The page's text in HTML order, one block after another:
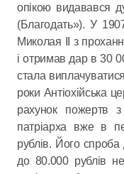
опікою видавався
(Благодать»). У
Миколая ІІ з
і отримав дар в 30
стала
роки Антіохійська
рахунок пожертв
патріарха вже в
рублів. Його
до 80.000 рублів